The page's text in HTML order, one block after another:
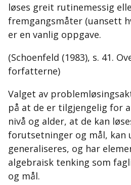
løses greit rutinemessig
fremgangsmåter (uansett
er en vanlig oppgave.
(Schoenfeld (1983), s. 41.
forfatterne)
Valget av
på at de er tilgjengelig for
nivå og alder, at de kan
forutsetninger og mål, kan
generaliseres, og har
algebraisk tenking som
og mål.